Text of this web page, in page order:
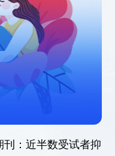
：近半数受试者抑